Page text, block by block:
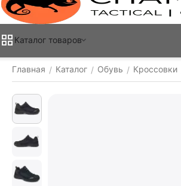
Каталог товаров
Главная / Каталог / Обувь / Кроссовки